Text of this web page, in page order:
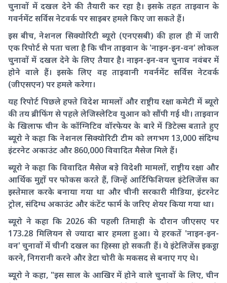
चुनावों में दखल देने की तैयारी कर रहा है। इसके तहत ताइवान के
गवर्नमेंट सर्विस नेटवर्क पर साइबर हमले किए जा सकते हैं।
इस बीच, नेशनल सिक्योरिटी ब्यूरो (एनएसबी) की हाल ही में जारी
एक रिपोर्ट से पता चला है कि चीन ताइवान के 'नाइन-इन-वन' लोकल
चुनावों में दखल देने के लिए तैयार है। नाइन-इन-वन चुनाव नवंबर में
होने वाले हैं। इसके लिए वह ताइवानी गवर्नमेंट सर्विस नेटवर्क
(जीएसएन) पर हमले करेगा।
यह रिपोर्ट पिछले हफ्ते विदेश मामलों और राष्ट्रीय रक्षा कमेटी में ब्यूरो
की तय ब्रीफिंग से पहले लेजिस्लेटिव युआन को सौंपी गई थी। ताइवान
के खिलाफ चीन के कॉग्निटिव वॉरफेयर के बारे में डिटेल्स बताते हुए
ब्यूरो ने कहा कि नेशनल सिक्योरिटी टीम को लगभग 13,000 संदिग्ध
इंटरनेट अकाउंट और 860,000 विवादित मैसेज मिले हैं।
ब्यूरो ने कहा कि विवादित मैसेज बड़े विदेशी मामलों, राष्ट्रीय रक्षा और
आर्थिक मुद्दों पर फोकस करते हैं, जिन्हें आर्टिफिशियल इंटेलिजेंस का
इस्तेमाल करके बनाया गया था और चीनी सरकारी मीडिया, इंटरनेट
ट्रोल, संदिग्ध अकाउंट और कंटेंट फार्म के जरिए शेयर किया गया था।
ब्यूरो ने कहा कि 2026 की पहली तिमाही के दौरान जीएसए पर
173.28 मिलियन से ज्यादा बार हमला हुआ। ये हरकतें 'नाइन-इन-
वन' चुनावों में चीनी दखल का हिस्सा हो सकती हैं। ये इंटेलिजेंस इकट्ठा
करने, निगरानी करने और डेटा चोरी के मकसद से बनाए गए थे।
ब्यूरो ने कहा, "इस साल के आखिर में होने वाले चुनावों के लिए, चीन